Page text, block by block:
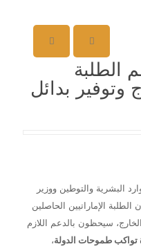
الطلبة
وتوفير بدائل
البشرية والتوطين ووزير
الطلبة الإماراتيين الحاصلين
سيحظون بالدعم اللازم
طموحات الدولة،